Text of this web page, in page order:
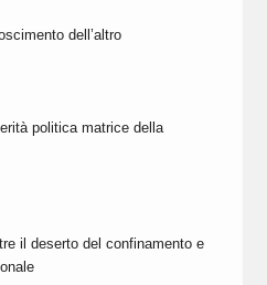
dell’altro
politica matrice della
il deserto del confinamento e